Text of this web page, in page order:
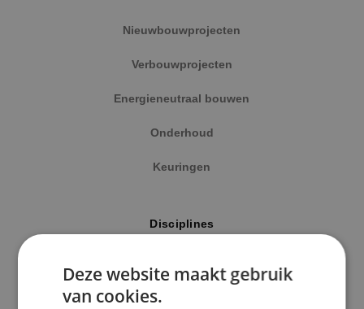
Kaatsheuvel
Sprundel
Nieuwbouwprojecten
Verbouwprojecten
Energieneutraal bouwen
Onderhoud
Keuringen
Disciplines
Werktuigbouwkunde
Deze website maakt gebruik
van cookies.